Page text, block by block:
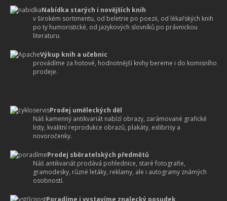
Nabídka starých i novějších knih
v širokém sortimentu, od beletrie po poezii, od lékařských knih
po ty humoristické, od jazykových slovníků po právnickou
literaturu.
Výkup knih a učebnic
provádíme za hotové, hodnotnější knihy bereme i do komisního
prodeje.
Prodej uměleckých děl
Náš kamenný antikvariát nabízí obrazy, zarámované grafické
listy, kvalitní reprodukce obrazů, plakáty, exlibrisy a
novoročenky.
Prodej sběratelských předmětů
Náš antikvariát prodává pohlednice, staré fotografie,
gramodesky, různé letáky, reklamy, ale i autogramy známých
osobností.
Poradíme i vystavíme znalecký posudek